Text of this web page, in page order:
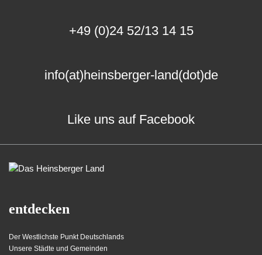
+49 (0)24 52/13 14 15
info(at)heinsberger-land(dot)de
Like uns auf Facebook
entdecken
Der Westlichste Punkt Deutschlands
Unsere Städte und Gemeinden